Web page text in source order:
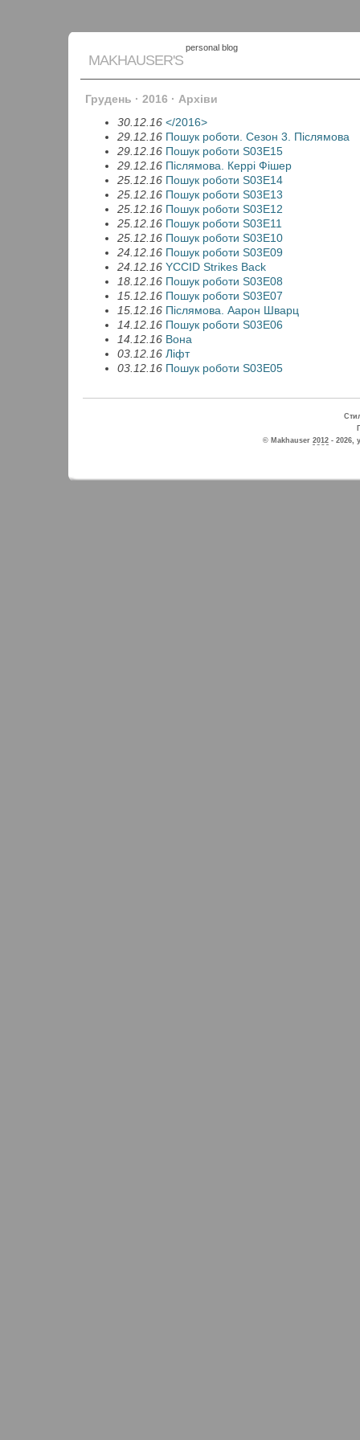
MAKHAUSER'S
personal blog
Грудень · 2016 · Архіви
30.12.16 </2016>
29.12.16 Пошук роботи. Сезон 3. Післямова
29.12.16 Пошук роботи S03E15
29.12.16 Післямова. Керрі Фішер
25.12.16 Пошук роботи S03E14
25.12.16 Пошук роботи S03E13
25.12.16 Пошук роботи S03E12
25.12.16 Пошук роботи S03E11
25.12.16 Пошук роботи S03E10
24.12.16 Пошук роботи S03E09
24.12.16 YСCID Strikes Back
18.12.16 Пошук роботи S03E08
15.12.16 Пошук роботи S03E07
15.12.16 Післямова. Аарон Шварц
14.12.16 Пошук роботи S03E06
14.12.16 Вона
03.12.16 Ліфт
03.12.16 Пошук роботи S03E05
© Makhauser 2012- 2026,